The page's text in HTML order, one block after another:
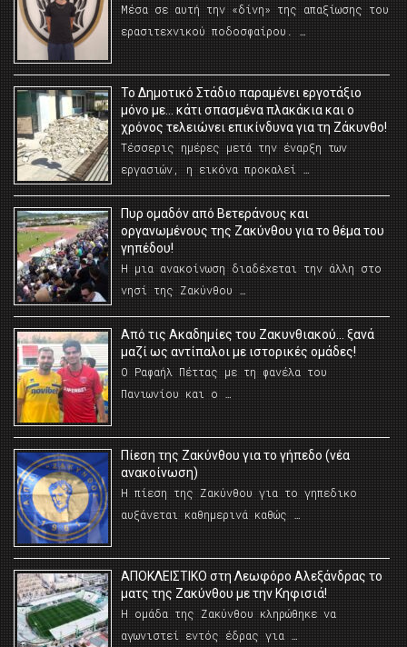
Μέσα σε αυτή την «δίνη» της απαξίωσης του
ερασιτεχνικού ποδοσφαίρου. …
Το Δημοτικό Στάδιο παραμένει εργοτάξιο
μόνο με… κάτι σπασμένα πλακάκια και ο
χρόνος τελειώνει επικίνδυνα για τη Ζάκυνθο!
Τέσσερις ημέρες μετά την έναρξη των
εργασιών, η εικόνα προκαλεί …
Πυρ ομαδόν από Βετεράνους και
οργανωμένους της Ζακύνθου για το θέμα του
γηπέδου!
Η μια ανακοίνωση διαδέχεται την άλλη στο
νησί της Ζακύνθου …
Από τις Ακαδημίες του Ζακυνθιακού… ξανά
μαζί ως αντίπαλοι με ιστορικές ομάδες!
Ο Ραφαήλ Πέττας με τη φανέλα του
Πανιωνίου και ο …
Πίεση της Ζακύνθου για το γήπεδο (νέα
ανακοίνωση)
Η πίεση της Ζακύνθου για το γηπεδικο
αυξάνεται καθημερινά καθώς …
AΠΟΚΛΕΙΣΤΙΚΟ στη Λεωφόρο Αλεξάνδρας το
ματς της Ζακύνθου με την Κηφισιά!
Η ομάδα της Ζακύνθου κληρώθηκε να
αγωνιστεί εντός έδρας για …